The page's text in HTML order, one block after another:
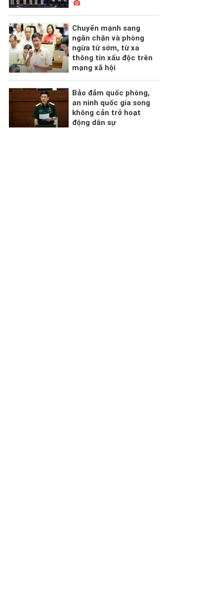
Chuyển mạnh sang
ngăn chặn và phòng
ngừa từ sớm, từ xa
thông tin xấu độc trên
mạng xã hội
Bảo đảm quốc phòng,
an ninh quốc gia song
không cản trở hoạt
động dân sự